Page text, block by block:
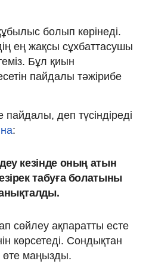
болып көрінеді.
ең жақсы сұхбаттасушы
Бұл қиын
пайдалы тәжірибе
пайдалы, деп түсіндіреді
:
кезінде оның атын
табуға болатыны
сөйлеу ақпаратты есте
көрсетеді. Сондықтан
өте маңызды.